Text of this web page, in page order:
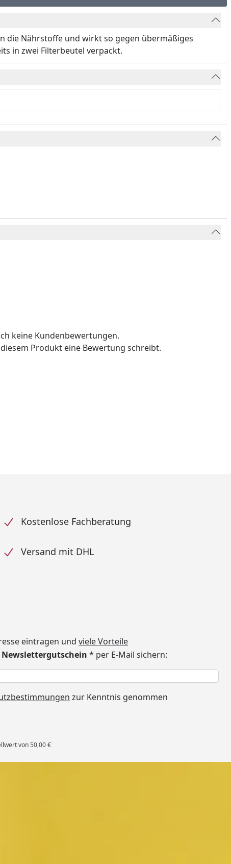
die Nährstoffe und wirkt so gegen übermäßiges
in zwei Filterbeutel verpackt.
keine Kundenbewertungen.
Produkt eine Bewertung schreibt.
Kostenlose Fachberatung
Versand mit DHL
eintragen und viele Vorteile
Newslettergutschein * per E-Mail sichern:
zur Kenntnis genommen
von 50,00 €